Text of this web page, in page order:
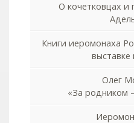
О кочетковцах и
Книги иеромонаха
выставке
Олег
«За родником